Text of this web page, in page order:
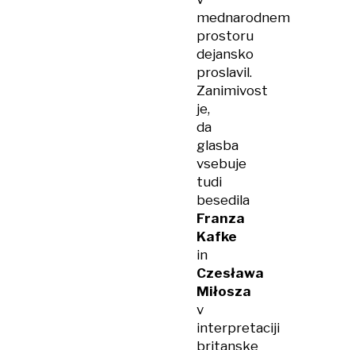
mednarodnem
prostoru
dejansko
proslavil.
Zanimivost
je,
da
glasba
vsebuje
tudi
besedila
Franza
Kafke
in
Czesława
Miłosza
v
interpretaciji
britanske